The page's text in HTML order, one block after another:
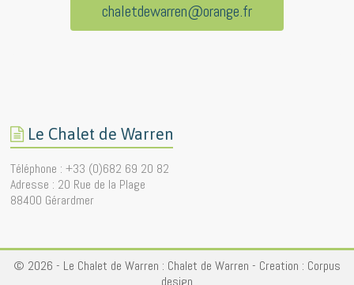
chaletdewarren@orange.fr
Le Chalet de Warren
Téléphone : +33 (0)682 69 20 82
Adresse : 20 Rue de la Plage
88400 Gérardmer
© 2026 - Le Chalet de Warren : Chalet de Warren - Creation : Corpus